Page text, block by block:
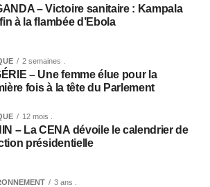
– Victoire sanitaire : Kampala
à la flambée d’Ebola
2 semaines .
– Une femme élue pour la
fois à la tête du Parlement
12 mois .
– La CENA dévoile le calendrier de
présidentielle
3 ans .